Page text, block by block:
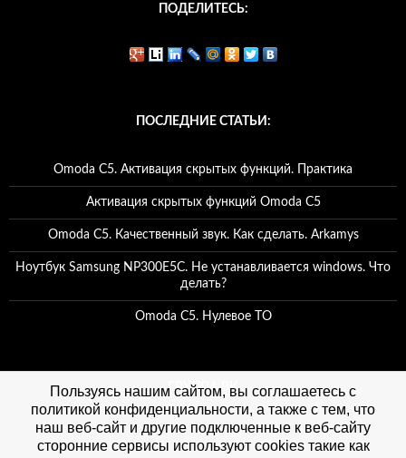
ПОДЕЛИТЕСЬ:
ПОСЛЕДНИЕ СТАТЬИ:
Omoda C5. Активация скрытых функций. Практика
Активация скрытых функций Omoda C5
Omoda C5. Качественный звук. Как сделать. Arkamys
Ноутбук Samsung NP300E5C. Не устанавливается windows. Что
делать?
Omoda C5. Нулевое ТО
ГРУППА ВК
Пользуясь нашим сайтом, вы соглашаетесь с
политикой конфиденциальности, а также с тем, что
наш веб-сайт и другие подключенные к веб-сайту
сторонние сервисы используют cookies такие как